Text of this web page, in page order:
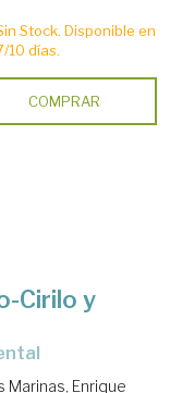
Stock. Disponible en
10 días.
COMPRAR
Cirilo y
Marinas, Enrique